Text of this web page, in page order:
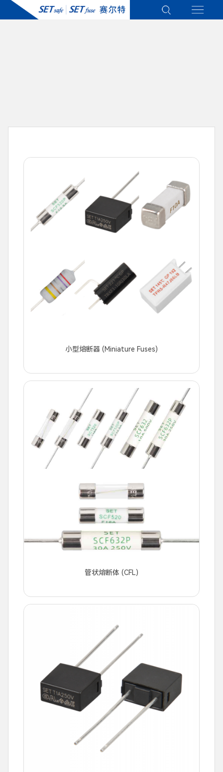
小型熔断器 (Miniature Fuses)
管状熔断体 (CFL)